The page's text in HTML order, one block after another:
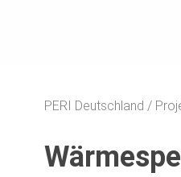
PERI Deutschland